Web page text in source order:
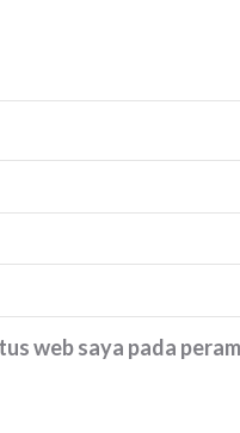
web saya pada